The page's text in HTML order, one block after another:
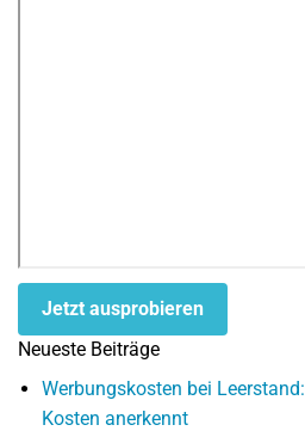
Jetzt ausprobieren
Neueste Beiträge
Werbungskosten bei
Kosten anerkennt